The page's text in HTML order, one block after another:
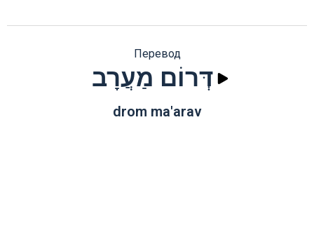
Перевод
דְּרוֹם מַעֲרָב
drom ma'arav